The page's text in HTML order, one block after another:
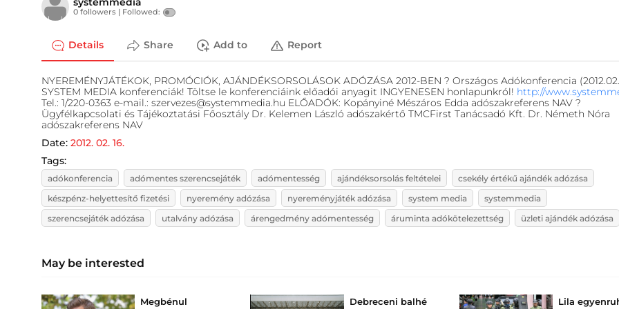
0 followers | Followed:
Details Share Add to Report
NYEREMÉNYJÁTÉKOK, PROMÓCIÓK, AJÁNDÉKSORSOLÁSOK ADÓZÁSA 2012-BEN ? Országos Adókonferencia
SYSTEM MEDIA konferenciák! Töltse le konferenciáink előadói anyagit INGYENESEN honlapunkról! http://
Tel.: 1/220-0363 e-mail.: szervezes@systemmedia.hu ELŐADÓK: Kopányiné Mészáros Edda adószakreferens NAV ?
Ügyfélkapcsolati és Tájékoztatási Főosztály Dr. Kelemen László adószakértő TMCFirst Tanácsadó Kft. Dr. Németh Nóra
adószakreferens NAV
Date: 2012. 02. 16.
Tags:
adókonferencia adómentes szerencsejáték adómentesség ajándéksorsolás feltételei
csekély értékű ajándék adózása
készpénz-helyettesítő fizetési
nyeremény adózása nyereményjáték adózása system media
systemmedia
szerencsejáték adózása
utalvány adózása árengedmény adómentesség áruminta adókötelezettség üzleti ajándék adózása
May be interested
Megbénul
Debreceni balhé
Lila